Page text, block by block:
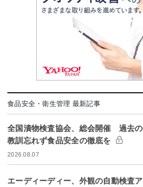
食品安全・衛生管理 最新記事
全国漬物検査協会、総会開催 過去の
教訓忘れず食品安全の徹底を
2026.08.07
エーディーディー、外観の自動検査ア